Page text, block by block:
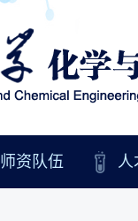
师资队伍 人